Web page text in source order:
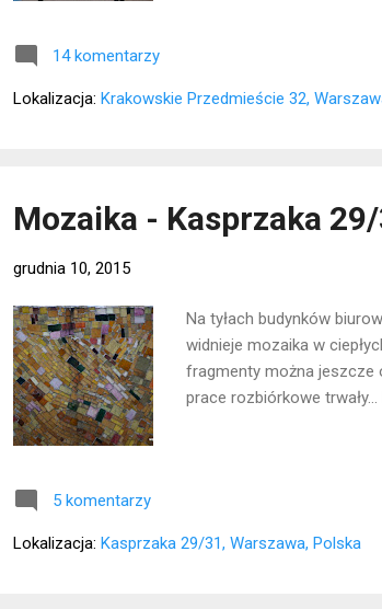
14 komentarzy
Lokalizacja: Krakowskie Przedmieście 32,
Mozaika - Kasprzaka 29/
grudnia 10, 2015
Na tyłach budynków
widnieje mozaika w
fragmenty można jeszcze
prace rozbiórkowe
5 komentarzy
Lokalizacja: Kasprzaka 29/31, Warszawa, Polska